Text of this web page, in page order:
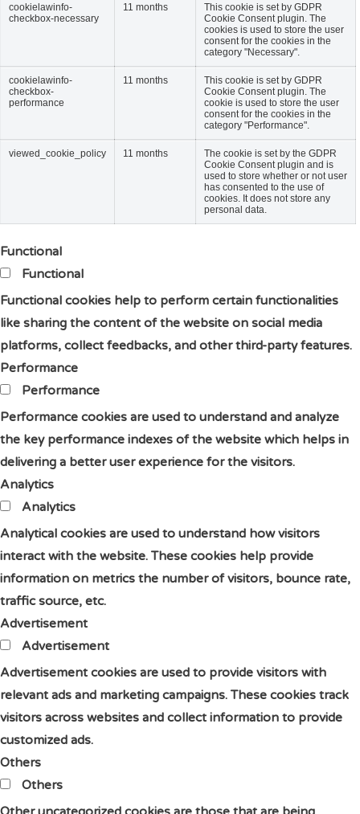
cookielawinfo-
checkbox-necessary
11 months
This cookie is set by GDPR
Cookie Consent plugin. The
cookies is used to store the user
consent for the cookies in the
category "Necessary".
cookielawinfo-
checkbox-
performance
11 months
This cookie is set by GDPR
Cookie Consent plugin. The
cookie is used to store the user
consent for the cookies in the
category "Performance".
viewed_cookie_policy 11 months
The cookie is set by the GDPR
Cookie Consent plugin and is
used to store whether or not user
has consented to the use of
cookies. It does not store any
personal data.
Functional
Functional
Functional cookies help to perform certain functionalities
like sharing the content of the website on social media
platforms, collect feedbacks, and other third-party features.
Performance
Performance
Performance cookies are used to understand and analyze
the key performance indexes of the website which helps in
delivering a better user experience for the visitors.
Analytics
Analytics
Analytical cookies are used to understand how visitors
interact with the website. These cookies help provide
information on metrics the number of visitors, bounce rate,
traffic source, etc.
Advertisement
Advertisement
Advertisement cookies are used to provide visitors with
relevant ads and marketing campaigns. These cookies track
visitors across websites and collect information to provide
customized ads.
Others
Others